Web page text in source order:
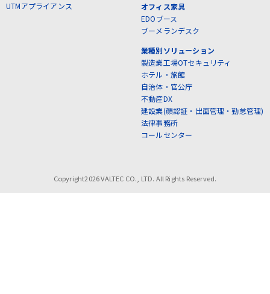
UTMアプライアンス
オフィス家具
EDOブース
ブーメランデスク
業種別ソリューション
製造業工場OTセキュリティ
ホテル・旅館
自治体・官公庁
不動産DX
建設業(顔認証・出面管理・勤怠管理)
法律事務所
コールセンター
Copyright2026 VALTEC CO., LTD. All Rights Reserved.